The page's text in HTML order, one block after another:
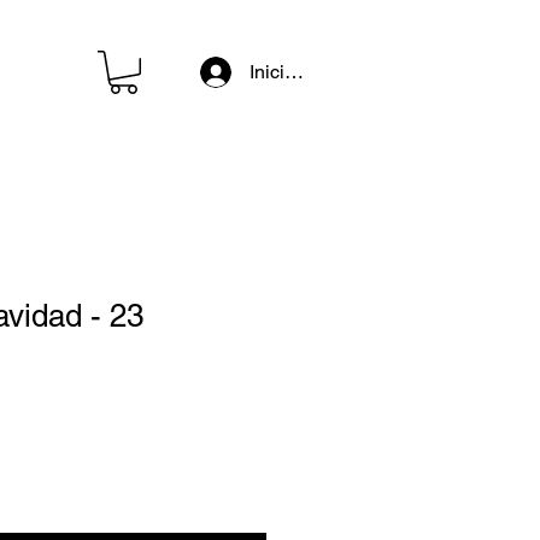
Iniciar sesión
- 23